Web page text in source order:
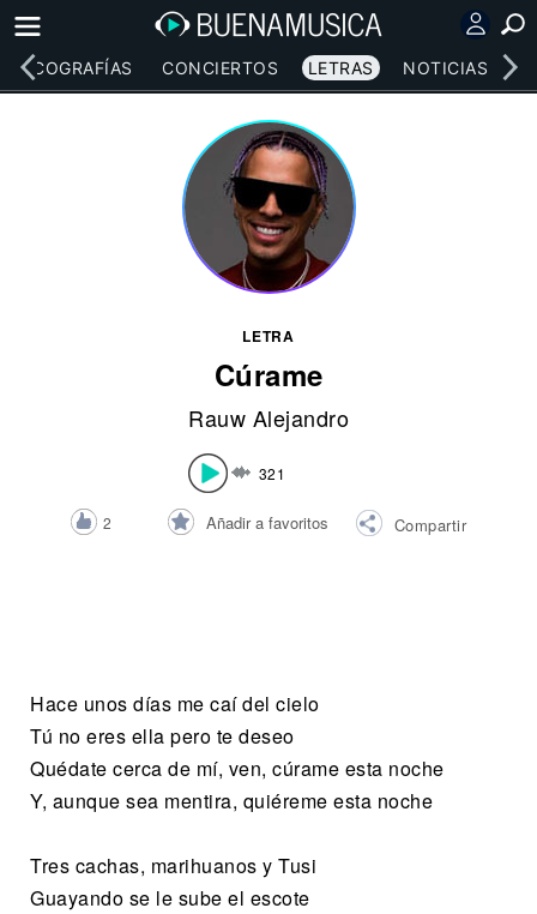
DISCOGRAFÍAS CONCIERTOS LETRAS NOTICIAS
LETRA
Cúrame
Rauw Alejandro
321
2 Añadir a favoritos Compartir
Hace unos días me caí del cielo
Tú no eres ella pero te deseo
Quédate cerca de mí, ven, cúrame esta noche
Y, aunque sea mentira, quiéreme esta noche
Tres cachas, marihuanos y Tusi
Guayando se le sube el escote